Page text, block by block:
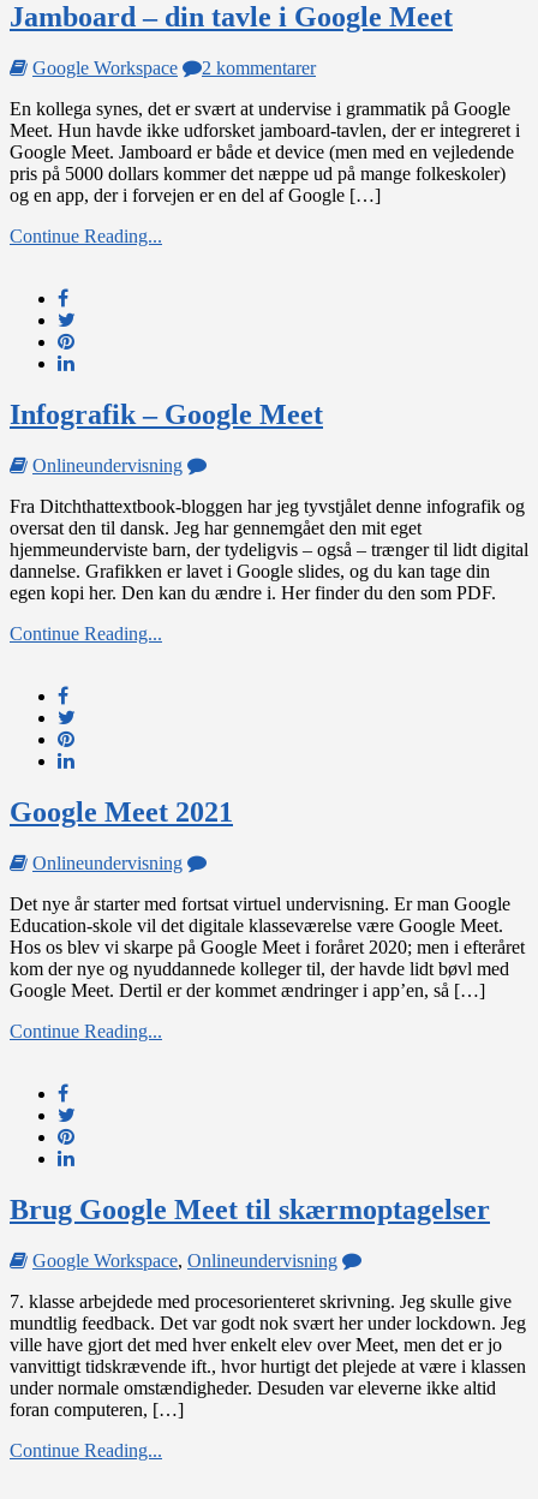
Jamboard – din tavle i Google Meet
Google Workspace 2 kommentarertil
–
din
tavle
i
Google
En kollega synes, det er svært at undervise i grammatik på Google
Meet. Hun havde ikke udforsket jamboard-tavlen, der er integreret i
Google Meet. Jamboard er både et device (men med en vejledende
pris på 5000 dollars kommer det næppe ud på mange folkeskoler)
og en app, der i forvejen er en del af Google […]
Continue Reading...
Infografik – Google Meet
Onlineundervisning
on
–
Google
Meet
Fra Ditchthattextbook-bloggen har jeg tyvstjålet denne infografik og
oversat den til dansk. Jeg har gennemgået den mit eget
hjemmeunderviste barn, der tydeligvis – også – trænger til lidt digital
dannelse. Grafikken er lavet i Google slides, og du kan tage din
egen kopi her. Den kan du ændre i. Her finder du den som PDF.
Continue Reading...
Google Meet 2021
Onlineundervisning
on
Meet
2021
Det nye år starter med fortsat virtuel undervisning. Er man Google
Education-skole vil det digitale klasseværelse være Google Meet.
Hos os blev vi skarpe på Google Meet i foråret 2020; men i efteråret
kom der nye og nyuddannede kolleger til, der havde lidt bøvl med
Google Meet. Dertil er der kommet ændringer i app’en, så […]
Continue Reading...
Brug Google Meet til skærmoptagelser
Google Workspace, Onlineundervisning
on
Google
Meet
til
skærmoptagelser
7. klasse arbejdede med procesorienteret skrivning. Jeg skulle give
mundtlig feedback. Det var godt nok svært her under lockdown. Jeg
ville have gjort det med hver enkelt elev over Meet, men det er jo
vanvittigt tidskrævende ift., hvor hurtigt det plejede at være i klassen
under normale omstændigheder. Desuden var eleverne ikke altid
foran computeren, […]
Continue Reading...